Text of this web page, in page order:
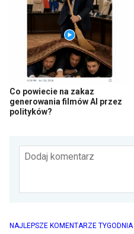
Co powiecie na zakaz
generowania filmów AI przez
polityków?
Dodaj komentarz
NAJLEPSZE KOMENTARZE TYGODNIA